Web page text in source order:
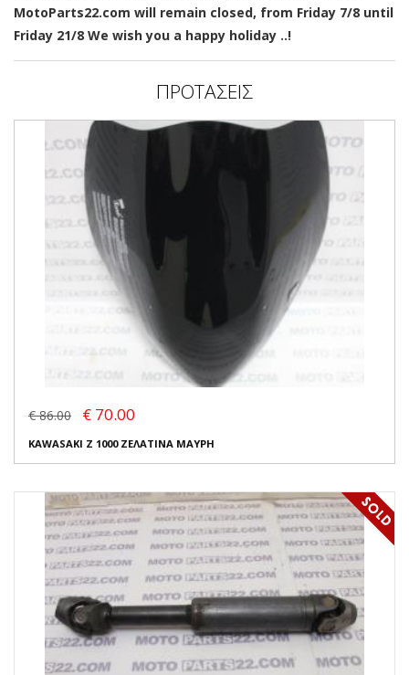
MotoParts22.com will remain closed, from Friday 7/8 until
Friday 21/8 We wish you a happy holiday ..!
ΠΡΟΤΑΣΕΙΣ
€ 86.00 € 70.00
KAWASAKI Z 1000 ΖΕΛΑΤΙΝΑ ΜΑΥΡΗ